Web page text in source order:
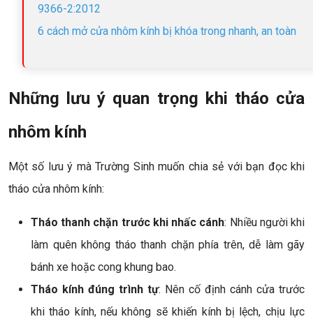
9366-2:2012
6 cách mở cửa nhôm kính bị khóa trong nhanh, an toàn
Những lưu ý quan trọng khi tháo cửa
nhôm kính
Một số lưu ý mà Trường Sinh muốn chia sẻ với bạn đọc khi
tháo cửa nhôm kính:
Tháo thanh chặn trước khi nhấc cánh: Nhiều người khi
làm quên không tháo thanh chặn phía trên, dễ làm gãy
bánh xe hoặc cong khung bao.
Tháo kính đúng trình tự: Nên cố định cánh cửa trước
khi tháo kính, nếu không sẽ khiến kính bị lệch, chịu lực